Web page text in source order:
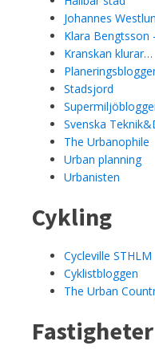
Johannes
Klara Bengtsson
Kranskan klurar…
Stadsjord
Svenska
The Urbanophile
Urban planning
Urbanisten
Cykling
Cycleville STHLM
Cyklistbloggen
The Urban
Fastigheter